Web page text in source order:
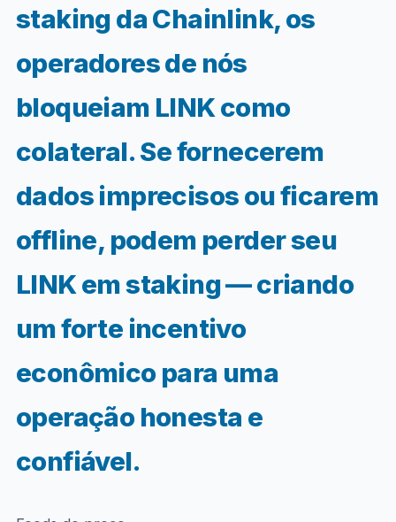
staking da Chainlink, os
operadores de nós
bloqueiam LINK como
colateral. Se fornecerem
dados imprecisos ou ficarem
offline, podem perder seu
LINK em staking — criando
um forte incentivo
econômico para uma
operação honesta e
confiável.